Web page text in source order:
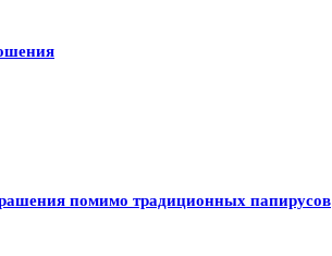
помимо традиционных папирусов